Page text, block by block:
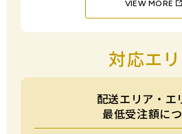
VIEW MORE
対応エ
配送エリア・エ
最低受注額に